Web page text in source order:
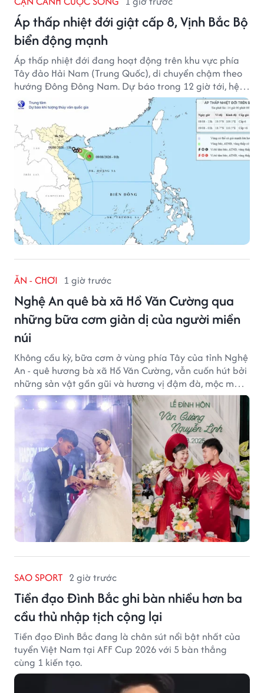
Áp thấp nhiệt đới giật cấp 8, Vịnh Bắc Bộ
biển động mạnh
Áp thấp nhiệt đới đang hoạt động trên khu vực phía
Tây đảo Hải Nam (Trung Quốc), di chuyển chậm theo
hướng Đông Đông Nam. Dự báo trong 12 giờ tới, hệ
thống này suy yếu dần thành vùng áp thấp.
ĂN - CHƠI 1 giờ trước
Nghệ An quê bà xã Hồ Văn Cường qua
những bữa cơm giản dị của người miền
núi
Không cầu kỳ, bữa cơm ở vùng phía Tây của tỉnh Nghệ
An - quê hương bà xã Hồ Văn Cường, vẫn cuốn hút bởi
những sản vật gần gũi và hương vị đậm đà, mộc mạc
của núi rừng.
SAO SPORT 2 giờ trước
Tiền đạo Đình Bắc ghi bàn nhiều hơn ba
cầu thủ nhập tịch cộng lại
Tiền đạo Đình Bắc đang là chân sút nổi bật nhất của
tuyển Việt Nam tại AFF Cup 2026 với 5 bàn thắng
cùng 1 kiến tạo.